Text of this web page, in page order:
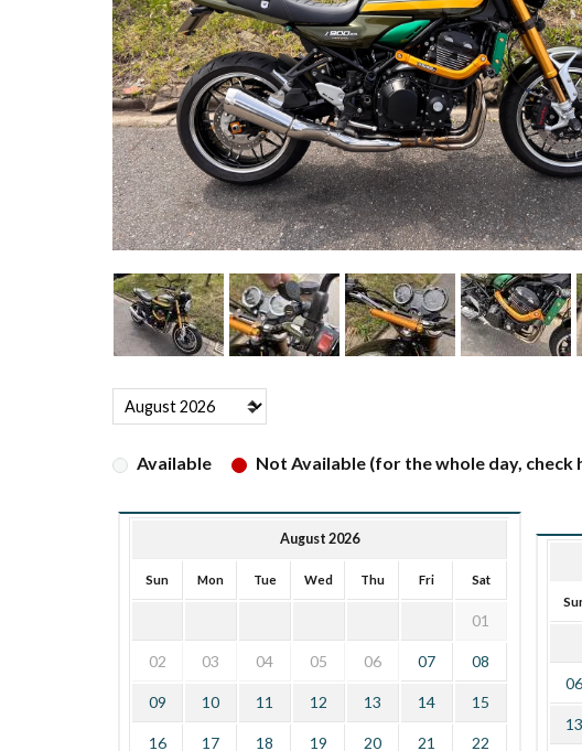
Available Not Available (for the whole day,
August 2026
Sun Mon Tue Wed Thu Fri Sat
01
02 03 04 05 06 07 08
09 10 11 12 13 14 15
16 17 18 19 20 21 22
06
13